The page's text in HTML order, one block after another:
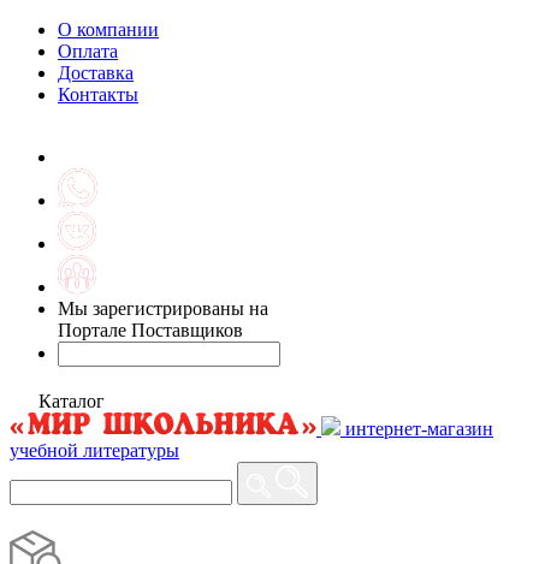
О компании
Оплата
Доставка
Контакты
Мы зарегистрированы на
Портале Поставщиков
Каталог
интернет-магазин
учебной литературы